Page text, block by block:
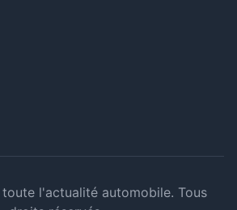
l'actualité automobile. Tous